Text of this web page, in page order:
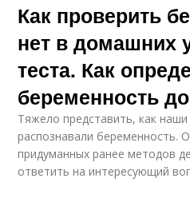
Как проверить
нет в домашних
теста. Как
беременность
Тяжело представить, как
распознавали беременность.
придуманных ранее методов
ответить на интересующий